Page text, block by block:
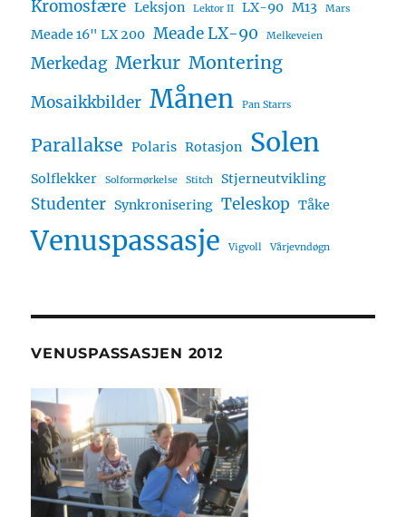
Kromosfære Leksjon Lektor II LX-90 M13 Mars
Meade 16" LX 200 Meade LX-90 Melkeveien
Merkedag Merkur Montering
Mosaikkbilder Månen Pan Starrs
Parallakse Polaris Rotasjon Solen
Solflekker Solformørkelse Stitch Stjerneutvikling
Studenter Synkronisering Teleskop Tåke
Venuspassasje Vigvoll Vårjevndøgn
VENUSPASSASJEN 2012